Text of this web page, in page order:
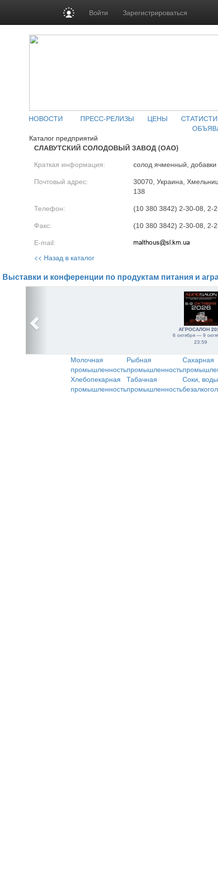
Войти Зарегистрироваться
НОВОСТИ ПРЕСС-РЕЛИЗЫ ЦЕНЫ
Каталог предприятий
СЛАВУТСКИЙ СОЛОДОВЫЙ ЗАВОД (ОАО)
Краткая информация: солод ячменный,
Почтовый адрес:
30070, Украина,
138
Телефон: (10 380 3842) 2-30-08, 2-
Факс: (10 380 3842) 2-30-08, 2-
E-mail:
<< Назад в каталог
Выставки и конференции по продуктам питания и
АГРОСАЛОН
6 октября — 9
23:59
Молочная
промышленность
Рыбная
промышленность
Сахарная
Хлебопекарная
промышленность
Табачная
промышленность
Соки,